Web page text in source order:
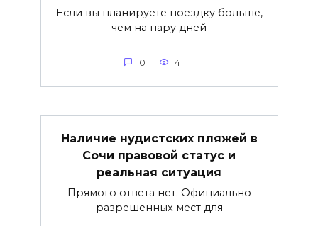
Если вы планируете поездку больше,
чем на пару дней
0 4
Наличие нудистских пляжей в
Сочи правовой статус и
реальная ситуация
Прямого ответа нет. Официально
разрешенных мест для